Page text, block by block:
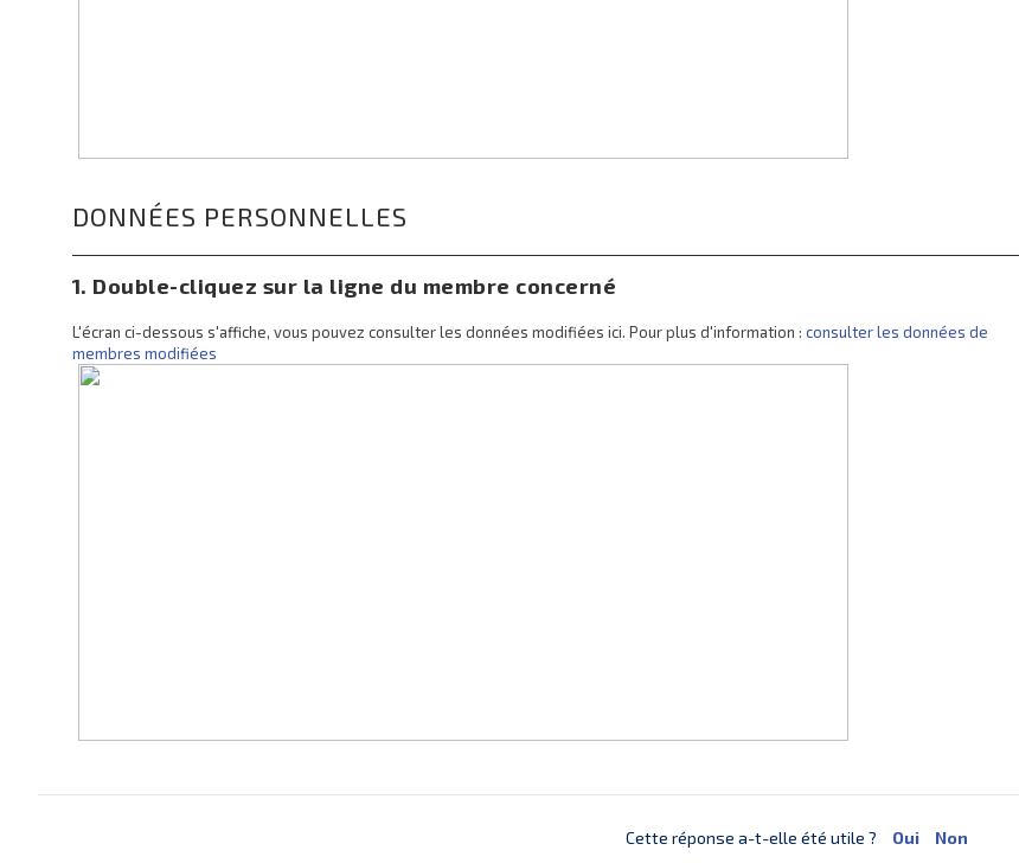
DONNÉES PERSONNELLES
1. Double-cliquez sur la ligne du membre concerné
L'écran ci-dessous s'affiche, vous pouvez consulter les données modifiées ici. Pour plus d'information : consulter les données de
membres modifiées
Cette réponse a-t-elle été utile ? Oui Non